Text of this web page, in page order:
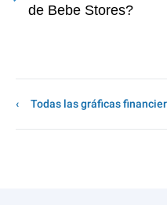
de Bebe Stores?
Todas las gráficas